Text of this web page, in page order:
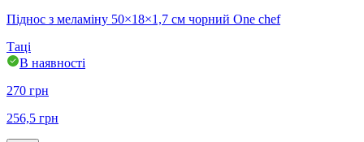
Піднос з меламіну 50×18×1,7 см чорний One chef
Таці
В наявності
270 грн
256,5 грн